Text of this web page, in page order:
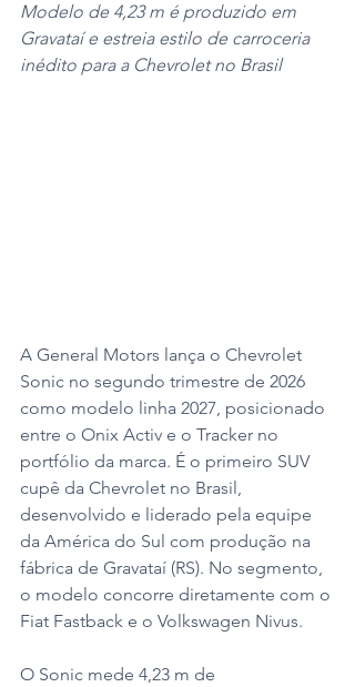
Modelo de 4,23 m é produzido em
Gravataí e estreia estilo de carroceria
inédito para a Chevrolet no Brasil
A General Motors lança o Chevrolet
Sonic no segundo trimestre de 2026
como modelo linha 2027, posicionado
entre o Onix Activ e o Tracker no
portfólio da marca. É o primeiro SUV
cupê da Chevrolet no Brasil,
desenvolvido e liderado pela equipe
da América do Sul com produção na
fábrica de Gravataí (RS). No segmento,
o modelo concorre diretamente com o
Fiat Fastback e o Volkswagen Nivus.
O Sonic mede 4,23 m de